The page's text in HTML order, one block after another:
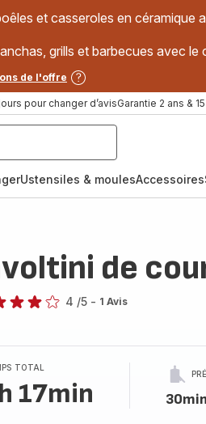
et casseroles en céramique
grills et barbecues avec le
de l'offre
pour changer d’avisGarantie 2 ans &
Ustensiles & moulesAccessoires
de
4 /5 - 1 Avis
TOTAL
17min 30min